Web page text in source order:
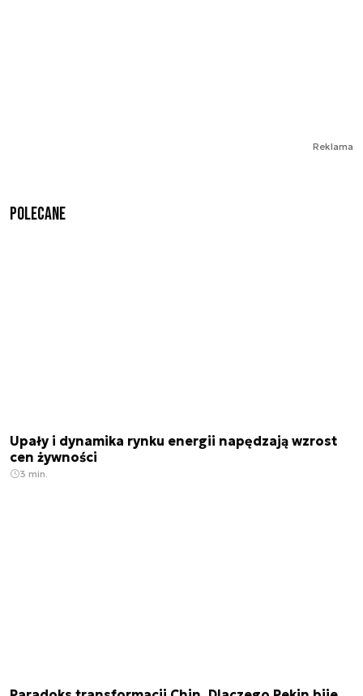
Reklama
Polecane
Upały i dynamika rynku energii napędzają wzrost
cen żywności
3 min.